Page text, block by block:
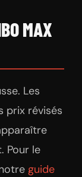
MAX
Les
prix révisés
Pour le
guide